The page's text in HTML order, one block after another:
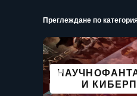
Преглеждане по
И НОВЕЛИ
БЕЗПЛАТНИ
ПУСКАНЕ
БОЙНИ